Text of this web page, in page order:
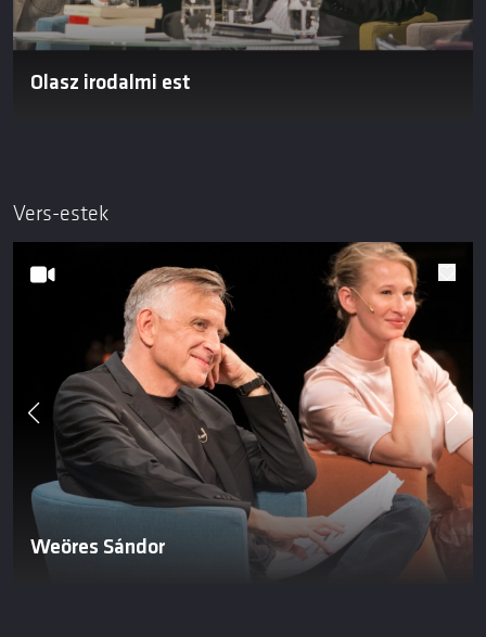
Olasz irodalmi est
Vers-estek
Weöres Sándor